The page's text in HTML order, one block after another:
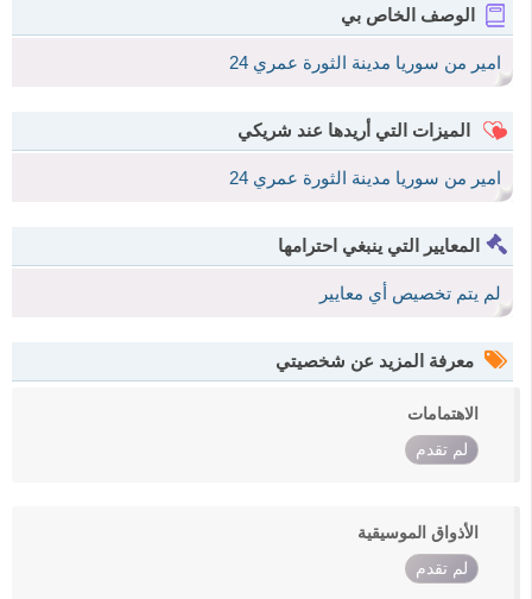
الوصف الخاص بي
امير من سوريا مدينة الثورة عمري 24
الميزات التي أريدها عند شريكي
امير من سوريا مدينة الثورة عمري 24
المعايير التي ينبغي احترامها
لم يتم تخصيص أي معايير
معرفة المزيد عن شخصيتي
الاهتمامات
لم تقدم
الأذواق الموسيقية
لم تقدم